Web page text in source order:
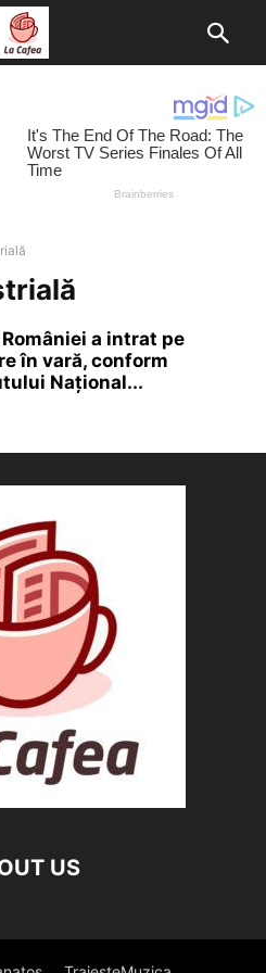
a intrat pe
în vară, conform
Național...
US